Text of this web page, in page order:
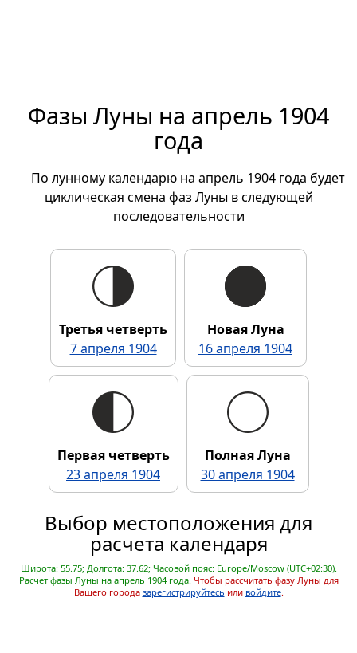
Фазы Луны на апрель 1904
года
По лунному календарю на апрель 1904 года будет
циклическая смена фаз Луны в следующей
последовательности
Третья четверть
7 апреля 1904
Новая Луна
16 апреля 1904
Первая четверть
23 апреля 1904
Полная Луна
30 апреля 1904
Выбор местоположения для
расчета календаря
Широта: 55.75; Долгота: 37.62; Часовой пояс: Europe/Moscow (UTC+02:30).
Расчет фазы Луны на апрель 1904 года. Чтобы рассчитать фазу Луны для
Вашего города зарегистрируйтесь или войдите.